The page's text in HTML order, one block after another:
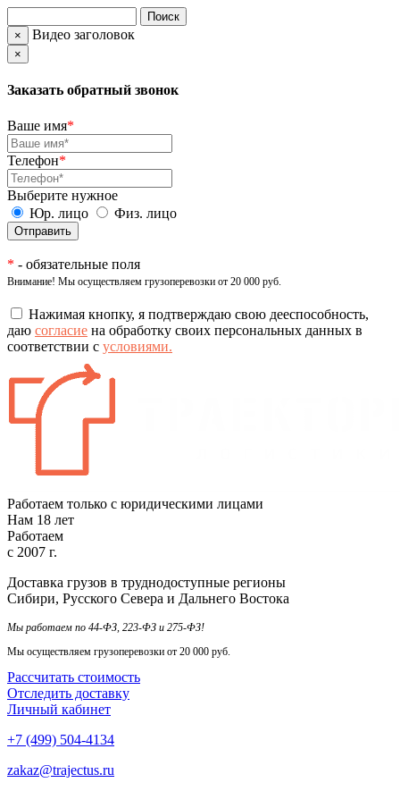
× Видео заголовок
×
Заказать обратный звонок
Ваше имя*
Телефон*
Выберите нужное
Юр. лицо
Физ. лицо
* - обязательные поля
Внимание! Мы осуществляем грузоперевозки от 20 000 руб.
Нажимая кнопку, я подтверждаю свою дееспособность,
даю согласие на обработку своих персональных данных в
соответствии с условиями.
Работаем только с юридическими лицами
Нам 18 лет
Работаем
с 2007 г.
Доставка грузов в труднодоступные регионы
Сибири, Русского Севера и Дальнего Востока
Мы работаем по 44-ФЗ, 223-ФЗ и 275-ФЗ!
Мы осуществляем грузоперевозки от 20 000 руб.
Рассчитать стоимость
Отследить доставку
Личный кабинет
+7 (499) 504-4134
zakaz@trajectus.ru